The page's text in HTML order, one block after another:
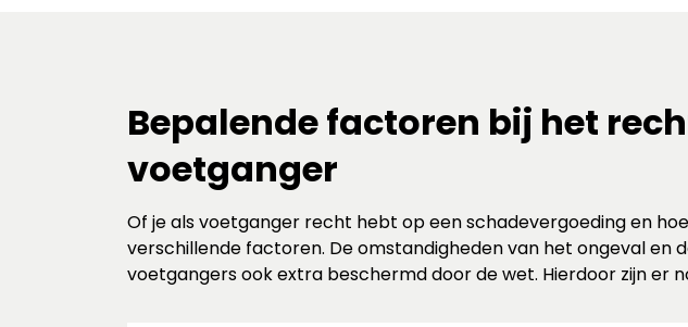
Bepalende factoren bij het
voetganger
Of je als voetganger recht hebt op een schadevergoeding en
verschillende factoren. De omstandigheden van het ongeval en
voetgangers ook extra beschermd door de wet. Hierdoor zijn er